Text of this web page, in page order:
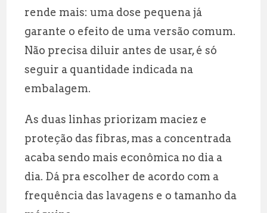
rende mais: uma dose pequena já
garante o efeito de uma versão comum.
Não precisa diluir antes de usar, é só
seguir a quantidade indicada na
embalagem.
As duas linhas priorizam maciez e
proteção das fibras, mas a concentrada
acaba sendo mais econômica no dia a
dia. Dá pra escolher de acordo com a
frequência das lavagens e o tamanho da